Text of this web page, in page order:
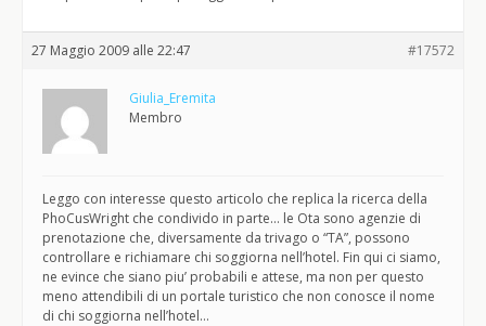
27 Maggio 2009 alle 22:47 #17572
Giulia_Eremita
Membro
Leggo con interesse questo articolo che replica la ricerca della
PhoCusWright che condivido in parte… le Ota sono agenzie di
prenotazione che, diversamente da trivago o “TA”, possono
controllare e richiamare chi soggiorna nell’hotel. Fin qui ci siamo,
ne evince che siano piu’ probabili e attese, ma non per questo
meno attendibili di un portale turistico che non conosce il nome
di chi soggiorna nell’hotel…